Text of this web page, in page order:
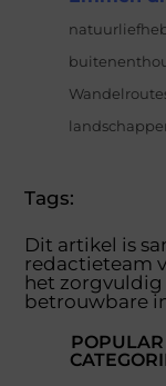
Tags:
Dit artikel is
redactieteam
het zorgvuldig
betrouwbare
POPULAR